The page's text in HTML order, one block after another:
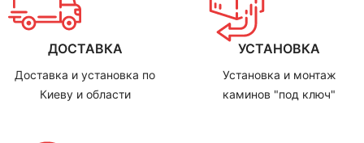
ДОСТАВКА
Доставка и установка по
Киеву и области
УСТАНОВКА
Установка и монтаж
каминов "под ключ"